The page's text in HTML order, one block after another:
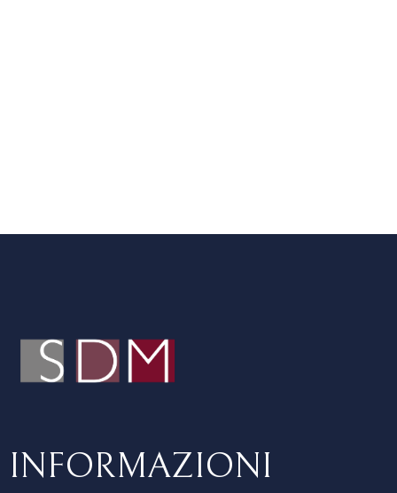
INFORMAZIONI